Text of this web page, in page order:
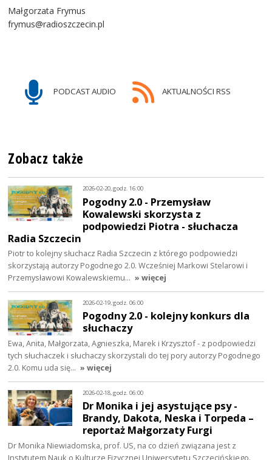
Małgorzata Frymus
frymus@radioszczecin.pl
PODCAST AUDIO AKTUALNOŚCI RSS
Zobacz także
2026-02-20, godz. 16:00
Pogodny 2.0 - Przemysław
Kowalewski skorzysta z
podpowiedzi Piotra - słuchacza
Radia Szczecin
Piotr to kolejny słuchacz Radia Szczecin z którego podpowiedzi
skorzystają autorzy Pogodnego 2.0. Wcześniej Markowi Stelarowi i
Przemysławowi Kowalewskiemu… » więcej
2026-02-19, godz. 06:00
Pogodny 2.0 - kolejny konkurs dla
słuchaczy
Ewa, Anita, Małgorzata, Agnieszka, Marek i Krzysztof - z podpowiedzi
tych słuchaczek i słuchaczy skorzystali do tej pory autorzy Pogodnego
2.0. Komu uda się… » więcej
2026-02-18, godz. 06:00
Dr Monika i jej asystujące psy -
Brandy, Dakota, Neska i Torpeda –
reportaż Małgorzaty Furgi
Dr Monika Niewiadomska, prof. US, na co dzień związana jest z
Instytutem Nauk o Kulturze Fizycznej Uniwersytetu Szczecińskiego.